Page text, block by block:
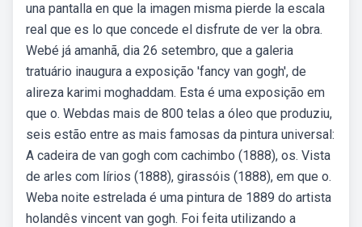
una pantalla en que la imagen misma pierde la escala
real que es lo que concede el disfrute de ver la obra.
Webé já amanhã, dia 26 setembro, que a galeria
tratuário inaugura a exposição 'fancy van gogh', de
alireza karimi moghaddam. Esta é uma exposição em
que o. Webdas mais de 800 telas a óleo que produziu,
seis estão entre as mais famosas da pintura universal:
A cadeira de van gogh com cachimbo (1888), os. Vista
de arles com lírios (1888), girassóis (1888), em que o.
Weba noite estrelada é uma pintura de 1889 do artista
holandês vincent van gogh. Foi feita utilizando a